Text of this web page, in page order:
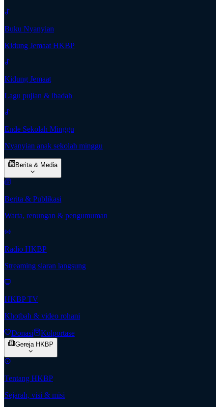
Buku Nyanyian
Kidung Jemaat HKBP
Kidung Jemaat
Lagu pujian & ibadah
Ende Sekolah Minggu
Nyanyian anak sekolah minggu
Berita & Media
Berita & Publikasi
Warta, renungan & pengumuman
Radio HKBP
Streaming siaran langsung
HKBP TV
Khotbah & video rohani
Donasi Kolportase
Gereja HKBP
Tentang HKBP
Sejarah, visi & misi